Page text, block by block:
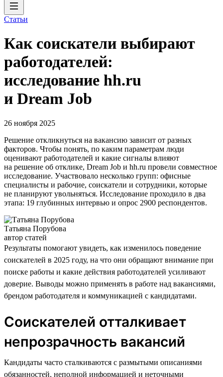
Статьи
Как соискатели выбирают
работодателей:
исследование hh.ru
и Dream Job
26 ноября 2025
Решение откликнуться на вакансию зависит от разных
факторов. Чтобы понять, по каким параметрам люди
оценивают работодателей и какие сигналы влияют
на решение об отклике, Dream Job и hh.ru провели совместное
исследование. Участвовало несколько групп: офисные
специалисты и рабочие, соискатели и сотрудники, которые
не планируют увольняться. Исследование проходило в два
этапа: 19 глубинных интервью и опрос 2900 респондентов.
Татьяна Порубова
автор статей
Результаты помогают увидеть, как изменилось поведение
соискателей в 2025 году, на что они обращают внимание при
поиске работы и какие действия работодателей усиливают
доверие. Выводы можно применять в работе над вакансиями,
брендом работодателя и коммуникацией с кандидатами.
Соискателей отталкивает
непрозрачность вакансий
Кандидаты часто сталкиваются с размытыми описаниями
обязанностей, неполной информацией и неточными